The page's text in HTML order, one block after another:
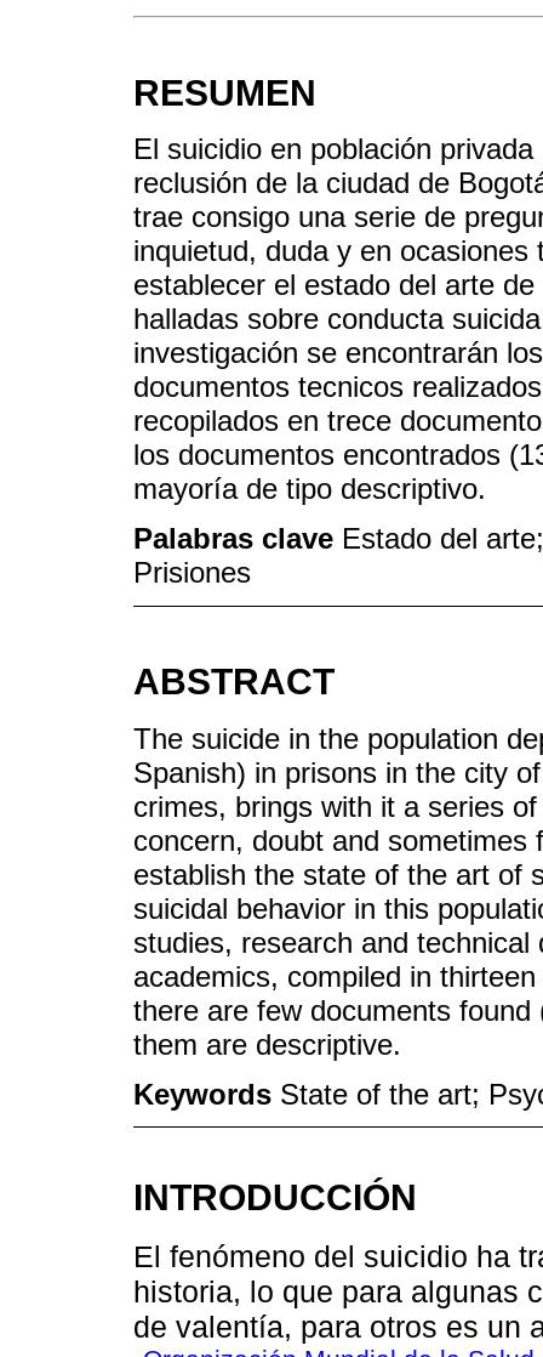
RESUMEN
El suicidio en población
reclusión de la ciudad de
trae consigo una serie de
inquietud, duda y en
establecer el estado del arte
halladas sobre conducta
investigación se encontrarán
documentos tecnicos
recopilados en trece
los documentos encontrados
mayoría de tipo descriptivo.
Palabras clave Estado del
Prisiones
ABSTRACT
The suicide in the population
Spanish) in prisons in the city
crimes, brings with it a series
concern, doubt and
establish the state of the art of
suicidal behavior in this
studies, research and
academics, compiled in
there are few documents
them are descriptive.
Keywords State of the art;
INTRODUCCIÓN
El fenómeno del suicidio ha
historia, lo que para algunas
de valentía, para otros es un